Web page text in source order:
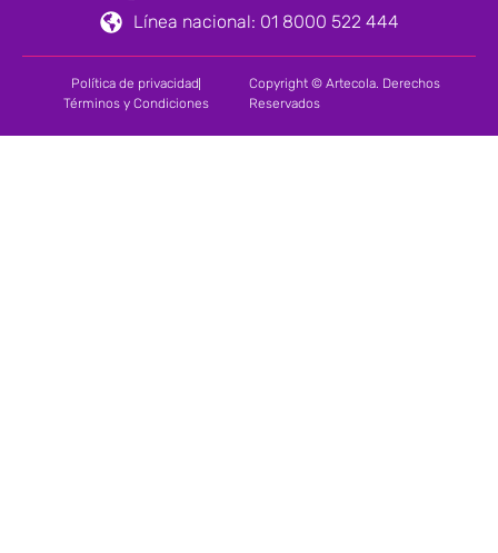
Línea nacional: 01 8000 522 444
Política de privacidad
Términos y Condiciones
Copyright © Artecola. Derechos
Reservados